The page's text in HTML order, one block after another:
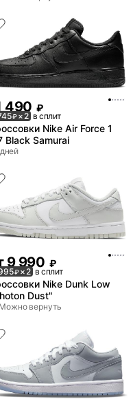
490 ₽
₽× 2 в сплит
Nike Air Force 1
Black Samurai
9 990 ₽
₽× 2 в сплит
Nike Dunk Low
Dust"
Можно вернуть